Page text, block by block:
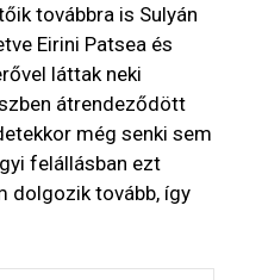
továbbra is Sulyán
Eirini Patsea és
láttak neki
átrendeződött
még senki sem
felállásban ezt
dolgozik tovább, így